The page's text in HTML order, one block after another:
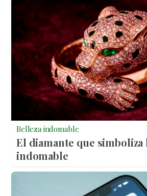
Belleza indomable
El diamante que
indomable